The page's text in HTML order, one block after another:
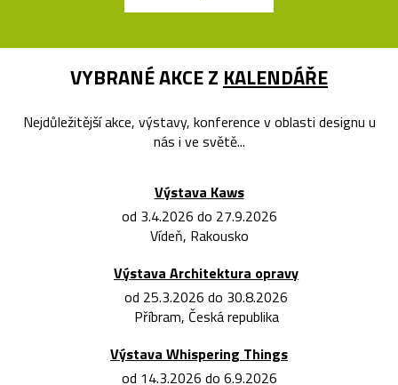
VYBRANÉ AKCE Z KALENDÁŘE
Nejdůležitější akce, výstavy, konference v oblasti designu u
nás i ve světě...
Výstava Kaws
od 3.4.2026 do 27.9.2026
Vídeň, Rakousko
Výstava Architektura opravy
od 25.3.2026 do 30.8.2026
Příbram, Česká republika
Výstava Whispering Things
od 14.3.2026 do 6.9.2026